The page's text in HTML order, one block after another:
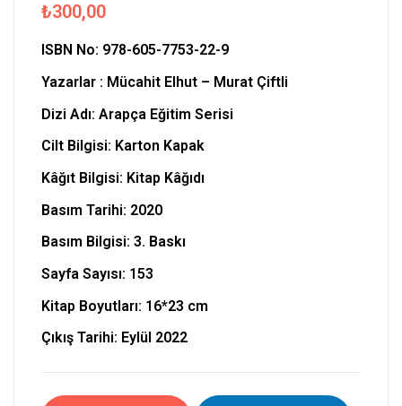
₺300,00
ISBN No: 978-605-7753-22-9
Yazarlar : Mücahit Elhut – Murat Çiftli
Dizi Adı: Arapça Eğitim Serisi
Cilt Bilgisi: Karton Kapak
Kâğıt Bilgisi: Kitap Kâğıdı
Basım Tarihi: 2020
Basım Bilgisi: 3. Baskı
Sayfa Sayısı: 153
Kitap Boyutları: 16*23 cm
Çıkış Tarihi: Eylül 2022